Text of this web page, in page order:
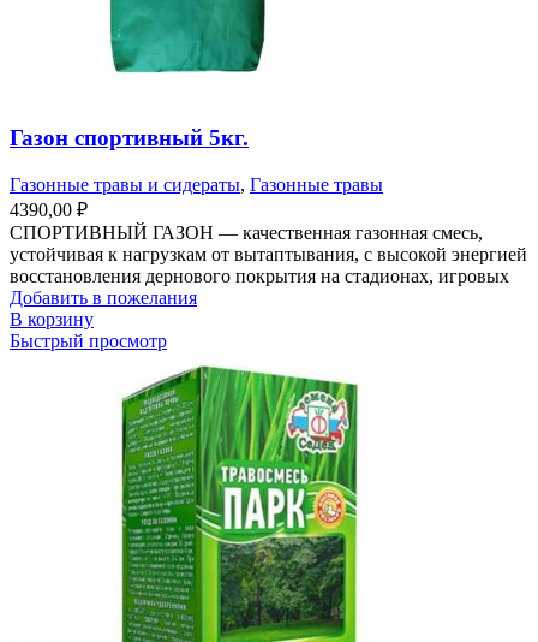
Газон спортивный 5кг.
Газонные травы и сидераты, Газонные травы
4390,00 ₽
СПОРТИВНЫЙ ГАЗОН — качественная газонная смесь,
устойчивая к нагрузкам от вытаптывания, с высокой энергией
восстановления дернового покрытия на стадионах, игровых
Добавить в пожелания
В корзину
Быстрый просмотр